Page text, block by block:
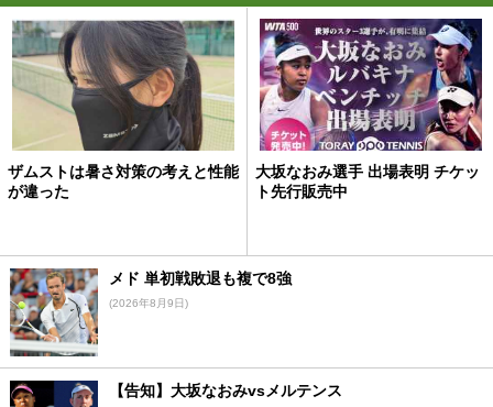
ザムストは暑さ対策の考えと性能
が違った
大坂なおみ選手 出場表明 チケッ
ト先行販売中
メド 単初戦敗退も複で8強
(2026年8月9日)
【告知】大坂なおみvsメルテンス